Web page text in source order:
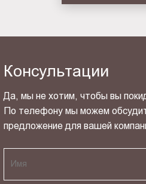
Консультации
Да, мы не хотим, чтобы вы
По телефону мы можем
предложение для вашей